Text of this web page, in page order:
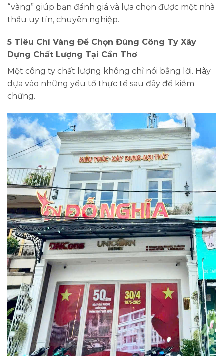
“vàng” giúp bạn đánh giá và lựa chọn được một nhà
thầu uy tín, chuyên nghiệp.
5 Tiêu Chí Vàng Để Chọn Đúng Công Ty Xây
Dựng Chất Lượng Tại Cần Thơ
Một công ty chất lượng không chỉ nói bằng lời. Hãy
dựa vào những yếu tố thực tế sau đây để kiểm
chứng.